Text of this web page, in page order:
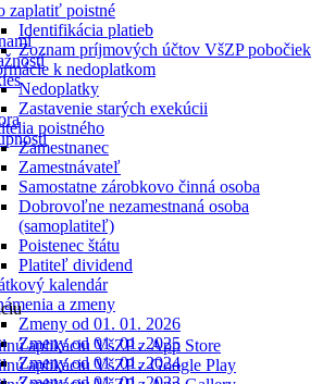
zaplatiť poistné
Identifikácia platieb
Zoznam príjmových účtov VšZP pobočiek
k nedoplatkom
Nedoplatky
Zastavenie starých exekúcii
poistného
Zamestnanec
Zamestnávateľ
Samostatne zárobkovo činná osoba
Dobrovoľne nezamestnaná osoba
(samoplatiteľ)
Poistenec štátu
Platiteľ dividend
kalendár
a zmeny
Zmeny od 01. 01. 2026
Zmeny od 01. 01. 2025
Zmeny od 01. 01. 2024
aplikáciu VšZP z App Store
aplikáciu VšZP z Google Play